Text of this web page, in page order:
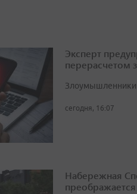
Эксперт
перерасчетом
Злоумышленники
сегодня, 16:07
Набережная